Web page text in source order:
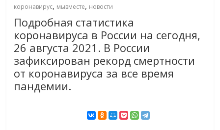
коронавирус, мывместе, новости
Подробная статистика
коронавируса в России на сегодня,
26 августа 2021. В России
зафиксирован рекорд смертности
от коронавируса за все время
пандемии.